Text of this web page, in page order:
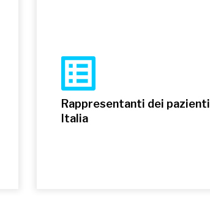
Rappresentanti dei pazienti
Italia